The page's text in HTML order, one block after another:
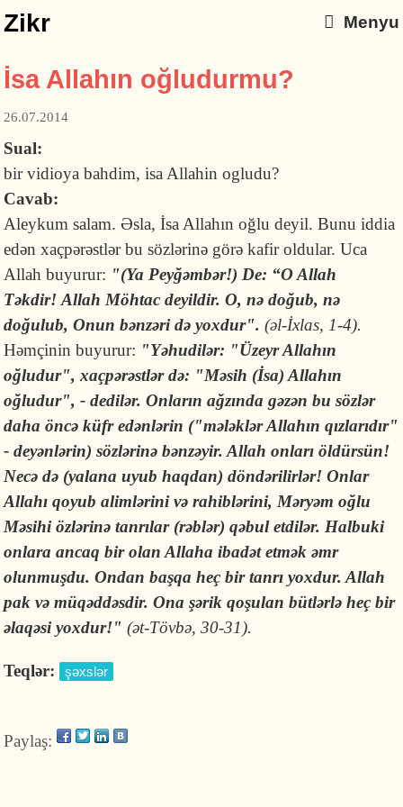
Zikr Menyu
İsa Allahın oğludurmu?
26.07.2014
Sual:
bir vidioya bahdim, isa Allahin ogludu?
Cavab:
Aleykum salam. Əsla, İsa Allahın oğlu deyil. Bunu iddia
edən xaçpərəstlər bu sözlərinə görə kafir oldular. Uca
Allah buyurur: "(Ya Peyğəmbər!) De: “O Allah
Təkdir! Allah Möhtac deyildir. O, nə doğub, nə
doğulub, Onun bənzəri də yoxdur". (əl-İxlas, 1-4).
Həmçinin buyurur: "Yəhudilər: "Üzeyr Allahın
oğludur", xaçpərəstlər də: "Məsih (İsa) Allahın
oğludur", - dedilər. Onların ağzında gəzən bu sözlər
daha öncə küfr edənlərin ("mələklər Allahın qızlarıdır"
- deyənlərin) sözlərinə bənzəyir. Allah onları öldürsün!
Necə də (yalana uyub haqdan) döndərilirlər! Onlar
Allahı qoyub alimlərini və rahiblərini, Məryəm oğlu
Məsihi özlərinə tanrılar (rəblər) qəbul etdilər. Halbuki
onlara ancaq bir olan Allaha ibadət etmək əmr
olunmuşdu. Ondan başqa heç bir tanrı yoxdur. Allah
pak və müqəddəsdir. Ona şərik qoşulan bütlərlə heç bir
əlaqəsi yoxdur!"(ət-Tövbə, 30-31).
Teqlər: şəxslər
Paylaş: